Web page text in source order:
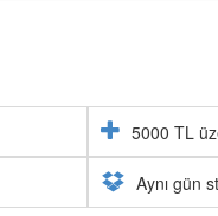
5000 TL
Aynı gün